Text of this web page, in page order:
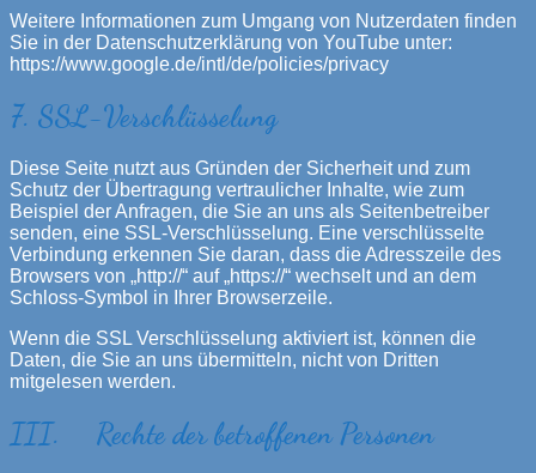
Weitere Informationen zum Umgang von Nutzerdaten finden
Sie in der Datenschutzerklärung von YouTube unter:
https://www.google.de/intl/de/policies/privacy
7. SSL-Verschlüsselung
Diese Seite nutzt aus Gründen der Sicherheit und zum
Schutz der Übertragung vertraulicher Inhalte, wie zum
Beispiel der Anfragen, die Sie an uns als Seitenbetreiber
senden, eine SSL-Verschlüsselung. Eine verschlüsselte
Verbindung erkennen Sie daran, dass die Adresszeile des
Browsers von „http://“ auf „https://“ wechselt und an dem
Schloss-Symbol in Ihrer Browserzeile.
Wenn die SSL Verschlüsselung aktiviert ist, können die
Daten, die Sie an uns übermitteln, nicht von Dritten
mitgelesen werden.
III. Rechte der betroffenen Personen